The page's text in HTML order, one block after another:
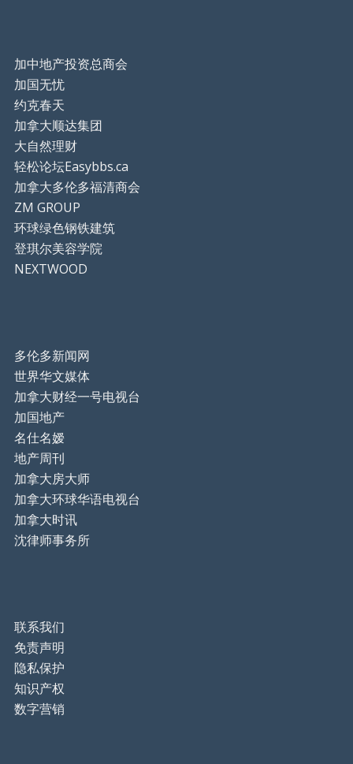
加中地产投资总商会
加国无忧
约克春天
加拿大顺达集团
大自然理财
轻松论坛Easybbs.ca
加拿大多伦多福清商会
ZM GROUP
环球绿色钢铁建筑
登琪尔美容学院
NEXTWOOD
多伦多新闻网
世界华文媒体
加拿大财经一号电视台
加国地产
名仕名嫒
地产周刊
加拿大房大师
加拿大环球华语电视台
加拿大时讯
沈律师事务所
联系我们
免责声明
隐私保护
知识产权
数字营销